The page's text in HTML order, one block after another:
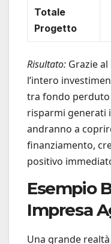
Totale
Progetto
Risultato: Grazie
l’intero
tra fondo
risparmi generati
andranno a
finanziamento,
positivo
Esempio
Impresa
Una grande